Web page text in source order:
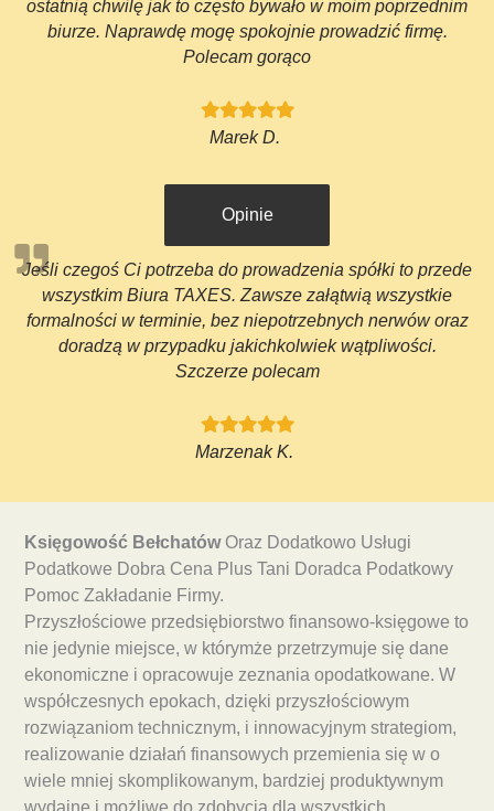
ostatnią chwilę jak to często bywało w moim poprzednim
biurze. Naprawdę mogę spokojnie prowadzić firmę.
Polecam gorąco
Marek D.
Opinie
Jeśli czegoś Ci potrzeba do prowadzenia spółki to przede
wszystkim Biura TAXES. Zawsze załątwią wszystkie
formalności w terminie, bez niepotrzebnych nerwów oraz
doradzą w przypadku jakichkolwiek wątpliwości.
Szczerze polecam
Marzenak K.
Księgowość BełchatówOraz Dodatkowo Usługi
Podatkowe Dobra Cena Plus Tani Doradca Podatkowy
Pomoc Zakładanie Firmy.
Przyszłościowe przedsiębiorstwo finansowo-księgowe to
nie jedynie miejsce, w którymże przetrzymuje się dane
ekonomiczne i opracowuje zeznania opodatkowane. W
współczesnych epokach, dzięki przyszłościowym
rozwiązaniom technicznym, i innowacyjnym strategiom,
realizowanie działań finansowych przemienia się w o
wiele mniej skomplikowanym, bardziej produktywnym